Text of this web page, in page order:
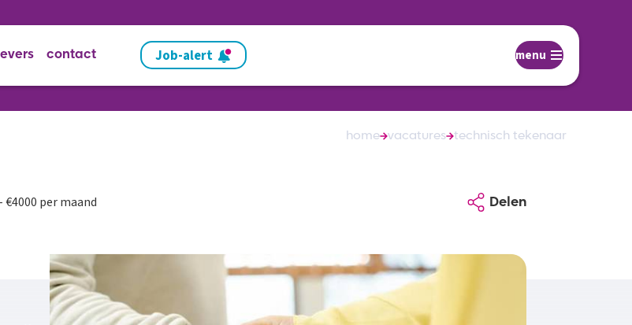
contact Job-alert menu
home vacatures technisch tekenaar
€4000 per maand Delen